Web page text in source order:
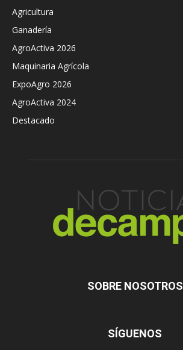
Agricultura
Ganadería
AgroActiva 2026
Maquinaria Agrícola
ExpoAgro 2026
AgroActiva 2024
Destacado
SOBRE NOSOTROS
SÍGUENOS